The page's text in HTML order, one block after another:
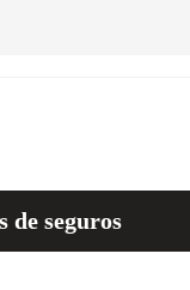
de seguros